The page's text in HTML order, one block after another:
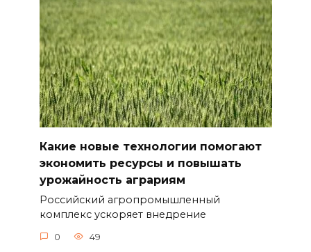
Какие новые технологии помогают
экономить ресурсы и повышать
урожайность аграриям
Российский агропромышленный
комплекс ускоряет внедрение
0 49